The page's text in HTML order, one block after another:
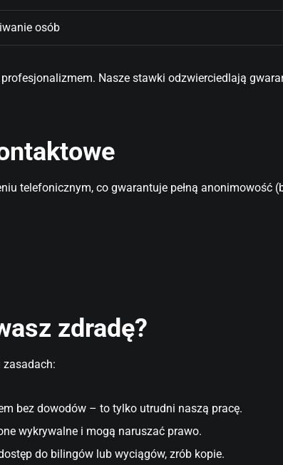
osób
Nasze stawki odzwierciedlają
telefonicznym, co gwarantuje pełną anonimowość
zdradę?
zasadach:
bez dowodów – to tylko utrudni naszą pracę.
wykrywalne i mogą naruszać prawo.
do bilingów lub wyciągów, zrób kopie.